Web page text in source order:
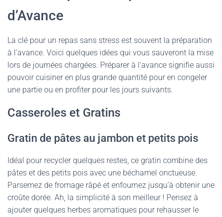
d’Avance
La clé pour un repas sans stress est souvent la préparation
à l’avance. Voici quelques idées qui vous sauveront la mise
lors de journées chargées. Préparer à l’avance signifie aussi
pouvoir cuisiner en plus grande quantité pour en congeler
une partie ou en profiter pour les jours suivants.
Casseroles et Gratins
Gratin de pâtes au jambon et petits pois
Idéal pour recycler quelques restes, ce gratin combine des
pâtes et des petits pois avec une béchamel onctueuse.
Parsemez de fromage râpé et enfournez jusqu’à obtenir une
croûte dorée. Ah, la simplicité à son meilleur ! Pensez à
ajouter quelques herbes aromatiques pour rehausser le